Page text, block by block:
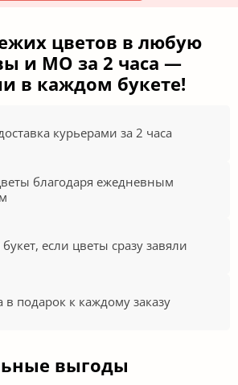
цветов в любую
и МО за 2 часа —
в каждом букете!
курьерами за 2 часа
благодаря ежедневным
если цветы сразу завяли
в подарок к каждому заказу
выгоды